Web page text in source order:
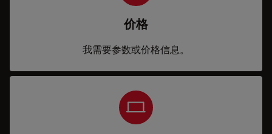
价格
我需要参数或价格信息。